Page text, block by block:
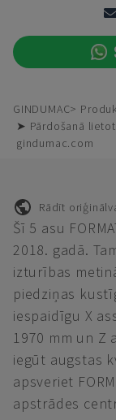
GINDUMAC
➤ Pārdošanā
gindumac.com
Rādīt
Šī 5 asu
2018. gadā.
izturības
piedziņas
iespaidīgu X
1970 mm un Z
iegūt augstas
apsveriet
apstrādes